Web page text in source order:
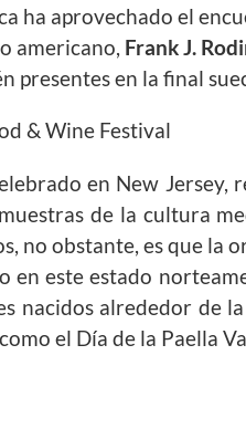
ha aprovechado el
americano, Frank J.
presentes en la final
& Wine Festival
en New
de la cultura
no obstante, es que la
este estado
nacidos alrededor de
el Día de la Paella